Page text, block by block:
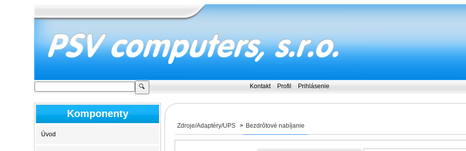
Kontakt Profil Prihlásenie
Komponenty
Úvod
Zdroje/Adaptéry/UPS > Bezdrôtové nabíjanie